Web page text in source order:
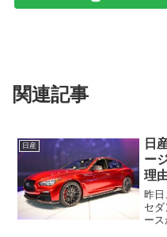
関連記事
日産
日
ー
理
昨
セ
ース